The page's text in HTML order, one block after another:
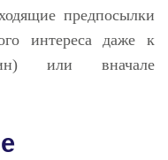
предпосылки
интереса даже к
или вначале